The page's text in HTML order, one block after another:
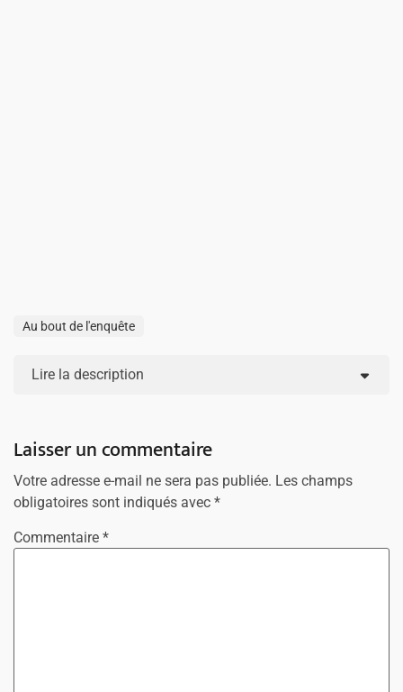
Au bout de l'enquête
Lire la description
Laisser un commentaire
Votre adresse e-mail ne sera pas publiée. Les champs
obligatoires sont indiqués avec *
Commentaire *